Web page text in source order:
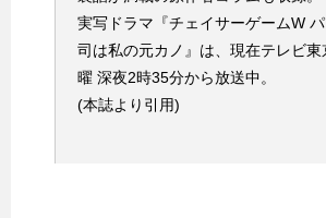
実写ドラマ『チェイサーゲームW
司は私の元カノ』は、現在テレビ東
曜 深夜2時35分から放送中。
(本誌より引用)